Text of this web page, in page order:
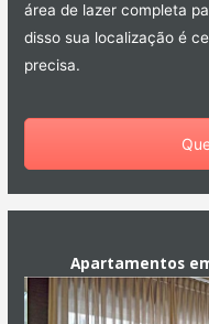
área de lazer completa
disso sua localização é
precisa.
Apartamentos